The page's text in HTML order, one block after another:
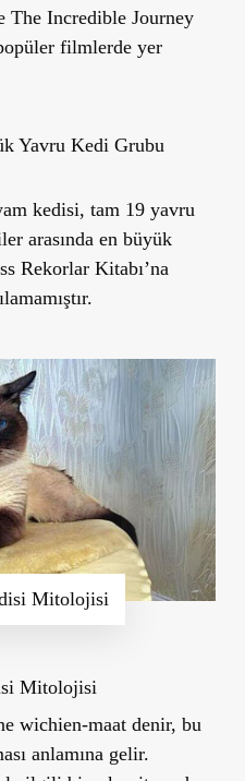
The Incredible Journey
filmlerde yer
Yavru Kedi Grubu
kedisi, tam 19 yavru
arasında en büyük
Rekorlar Kitabı’na
Mitolojisi
Mitolojisi
wichien-maatdenir, bu
anlamına gelir.